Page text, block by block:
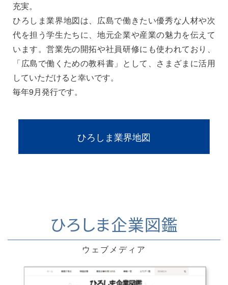
充実。
ひろしま業界地図は、広島で働きたい優秀な人材や次
代を担う学生たちに、地元企業や産業の魅力を伝えて
います。営業先の開拓や社員研修にも使われており、
「広島で働くための教科書」として、さまざまに活用
していただけると幸いです。
毎年9月発行です。
ひろしま業界地図
ひろしま企業図鑑
ウェブメディア